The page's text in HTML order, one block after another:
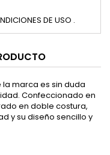
DE USO .
marca es sin duda
Confeccionado en
en doble costura,
y su diseño sencillo y